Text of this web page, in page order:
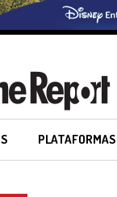
PLATAFORMAS